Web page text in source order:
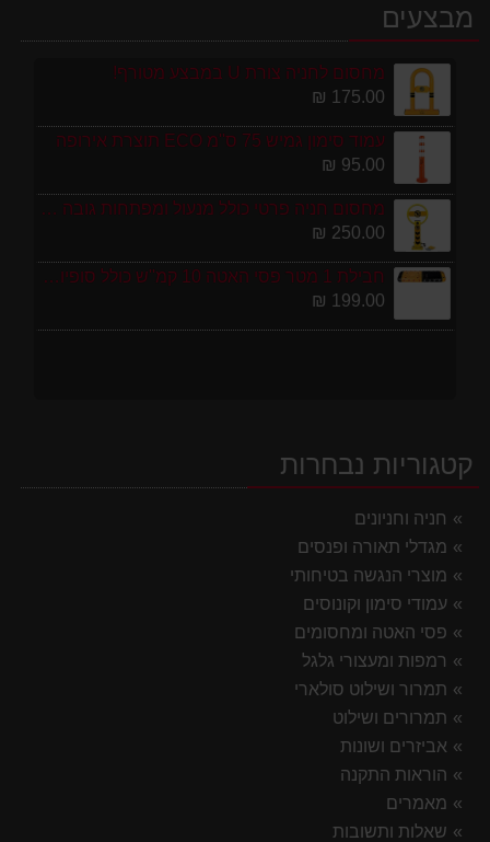
מבצעים
מחסום לחניה צורת U במבצע מטורף!
175.00 ₪
עמוד סימון גמיש 75 ס''מ ECO תוצרת אירופה
95.00 ₪
מחסום חניה פרטי כולל מנעול ומפתחות גובה 70 ס"מ
250.00 ₪
חבילת 1 מטר פסי האטה 10 קמ''ש כולל סופיות מפלסטיק
199.00 ₪
קטגוריות נבחרות
חניה וחניונים
מגדלי תאורה ופנסים
מוצרי הנגשה בטיחותי
עמודי סימון וקונוסים
פסי האטה ומחסומים
רמפות ומעצורי גלגל
תמרור ושילוט סולארי
תמרורים ושילוט
אביזרים ושונות
הוראות התקנה
מאמרים
שאלות ותשובות